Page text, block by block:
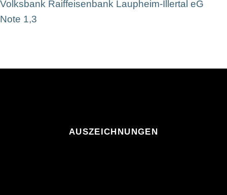
Volksbank Raiffeisenbank Laupheim-Illertal eG
Note 1,3
AUSZEICHNUNGEN